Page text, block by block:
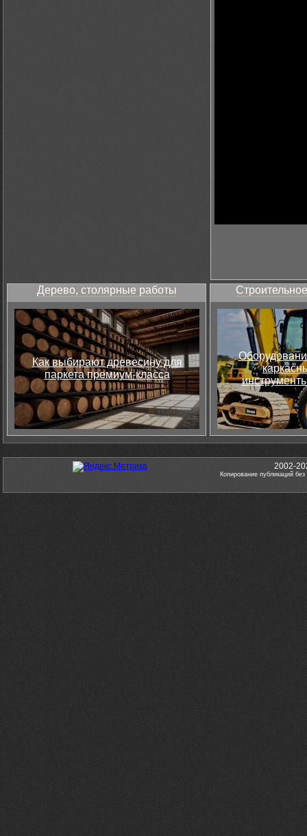
Дерево, столярные работы
Как выбирают древесину для
паркета премиум-класса
2002-
Копирование публикаций